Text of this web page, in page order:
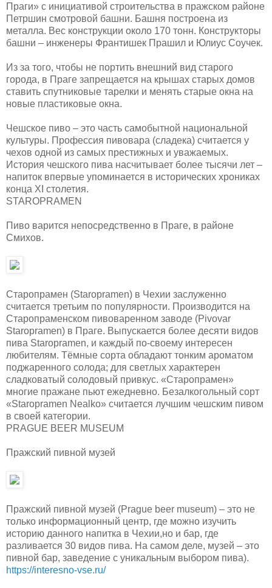
Праги» с инициативой строительства в пражском районе
Петршин смотровой башни. Башня построена из
металла. Вес конструкции около 170 тонн. Конструкторы
башни – инженеры Франтишек Прашил и Юлиус Соучек.
Из за того, чтобы не портить внешний вид старого
города, в Праге запрещается на крышах старых домов
ставить спутниковые тарелки и менять старые окна на
новые пластиковые окна.
Чешское пиво – это часть самобытной национальной
культуры. Профессия пивовара (сладека) считается у
чехов одной из самых престижных и уважаемых.
История чешского пива насчитывает более тысячи лет –
напиток впервые упоминается в исторических хрониках
конца XI столетия.
STAROPRAMEN
Пиво варится непосредственно в Праге, в районе
Смихов.
Старопрамен (Staropramen) в Чехии заслуженно
считается третьим по популярности. Производится на
Старопраменском пивоваренном заводе (Pivovar
Staropramen) в Праге. Выпускается более десяти видов
пива Staropramen, и каждый по-своему интересен
любителям. Тёмные сорта обладают тонким ароматом
поджаренного солода; для светлых характерен
сладковатый солодовый привкус. «Старопрамен»
многие пражане пьют ежедневно. Безалкогольный сорт
«Staropramen Nealko» считается лучшим чешским пивом
в своей категории.
PRAGUE BEER MUSEUM
Пражский пивной музей
Пражский пивной музей (Prague beer museum) – это не
только информационный центр, где можно изучить
историю данного напитка в Чехии,но и бар, где
разливается 30 видов пива. На самом деле, музей – это
пивной бар, заведение с уникальным выбором пива).
https://interesno-vse.ru/